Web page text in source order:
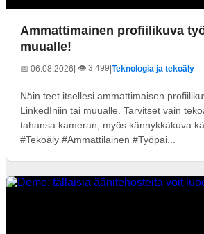
Ammattimainen profiilikuva
muualle!
📅 06.08.2026| 👁️ 3 499 Teknologia ja tekoäly
Näin teet itsellesi ammattimaisen
LinkedIniin tai muualle. Tarvitset vain
tahansa kameran, myös kännykkäkuva
#Tekoäly #Ammattilainen #Työpai...